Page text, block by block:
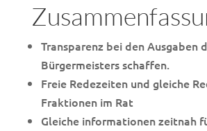
Transparenz bei den Ausgaben
Bürgermeisters schaffen.
Freie Redezeiten und gleiche
Fraktionen im Rat
Gleiche informationen zeitnah